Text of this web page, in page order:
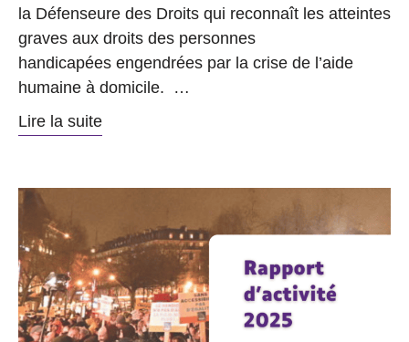
la Défenseure des Droits qui reconnaît les atteintes
graves aux droits des personnes
handicapées engendrées par la crise de l’aide
humaine à domicile. …
Lire la suite